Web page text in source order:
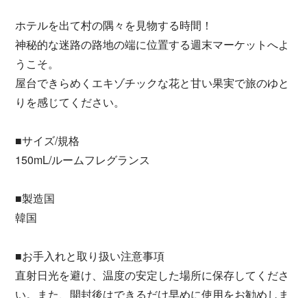
ホテルを出て村の隅々を見物する時間！
神秘的な迷路の路地の端に位置する週末マーケットへよ
うこそ。
屋台できらめくエキゾチックな花と甘い果実で旅のゆと
りを感じてください。
■サイズ/規格
150mL/ルームフレグランス
■製造国
韓国
■お手入れと取り扱い注意事項
直射日光を避け、温度の安定した場所に保存してくださ
い。また、開封後はできるだけ早めに使用をお勧めしま